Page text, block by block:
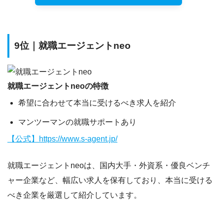
9位｜就職エージェントneo
就職エージェントneoの特徴
希望に合わせて本当に受けるべき求人を紹介
マンツーマンの就職サポートあり
【公式】https://www.s-agent.jp/
就職エージェントneoは、国内大手・外資系・優良ベンチ
ャー企業など、幅広い求人を保有しており、本当に受ける
べき企業を厳選して紹介しています。